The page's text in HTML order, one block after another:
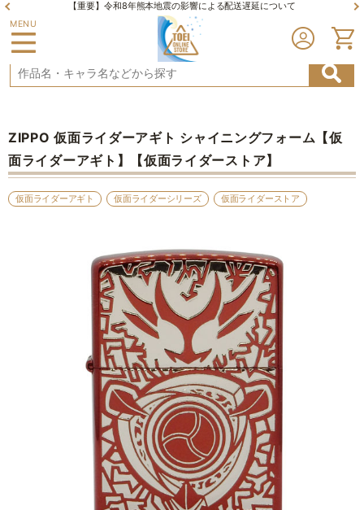
【重要】令和8年熊本地震の影響による配送遅延について
MENU
ZIPPO 仮面ライダーアギト シャイニングフォーム【仮
面ライダーアギト】【仮面ライダーストア】
仮面ライダーアギト 仮面ライダーシリーズ 仮面ライダーストア